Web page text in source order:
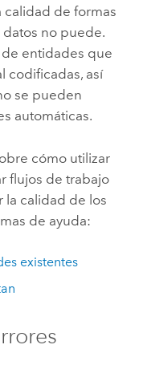
calidad de formas
no puede.
entidades que
codificadas, así
se pueden
automáticas.
cómo utilizar
flujos de trabajo
la calidad de los
de ayuda:
existentes